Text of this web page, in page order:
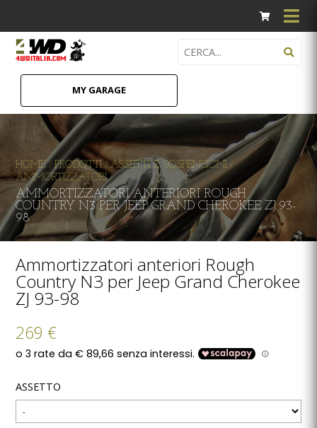
MY GARAGE
HOME/PRODOTTI/ASSETTI E SOSPENSIONI /
AMMORTIZZATORI/
AMMORTIZZATORI ANTERIORI ROUGH
COUNTRY N3 PER JEEP GRAND CHEROKEE ZJ 93-
98
Ammortizzatori anteriori Rough
Country N3 per Jeep Grand Cherokee
ZJ 93-98
269 €
ASSETTO